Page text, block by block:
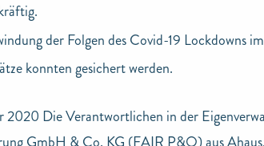
der Folgen des Covid-19 Lockdowns
konnten gesichert werden.
2020 Die Verantwortlichen in der